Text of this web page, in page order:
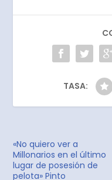
TASA:
«No quiero ver a
Millonarios en el último
lugar de posesión de
pelota» Pinto